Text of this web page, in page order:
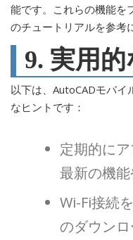
能です。これらの機能を
のチュートリアルを参考
9. 実用
以下は、AutoCADモバ
なヒントです：
定期的にア
最新の機能
Wi-Fi接続
のダウン